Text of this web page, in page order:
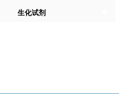
生化试剂